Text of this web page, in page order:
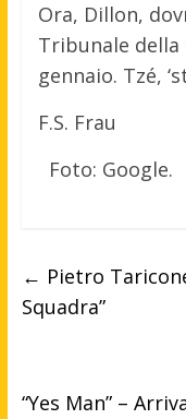
Ora, Dillon,
Tribunale della
gennaio. Tzé,
F.S. Frau
Foto: Google.
← Pietro
Squadra”
“Yes Man” –